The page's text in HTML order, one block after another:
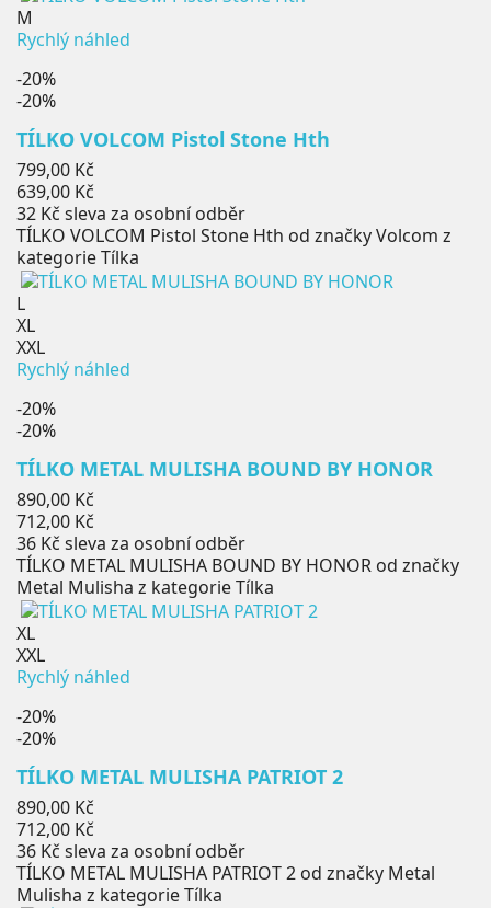
M
Rychlý náhled
-20%
-20%
TÍLKO VOLCOM Pistol Stone Hth
Běžná
cena
799,00 Kč
Cena
639,00 Kč
32 Kč sleva za osobní odběr
TÍLKO VOLCOM Pistol Stone Hth od značky Volcom z
kategorie Tílka
L
XL
XXL
Rychlý náhled
-20%
-20%
TÍLKO METAL MULISHA BOUND BY HONOR
Běžná
cena
890,00 Kč
Cena
712,00 Kč
36 Kč sleva za osobní odběr
TÍLKO METAL MULISHA BOUND BY HONOR od značky
Metal Mulisha z kategorie Tílka
XL
XXL
Rychlý náhled
-20%
-20%
TÍLKO METAL MULISHA PATRIOT 2
Běžná
cena
890,00 Kč
Cena
712,00 Kč
36 Kč sleva za osobní odběr
TÍLKO METAL MULISHA PATRIOT 2 od značky Metal
Mulisha z kategorie Tílka